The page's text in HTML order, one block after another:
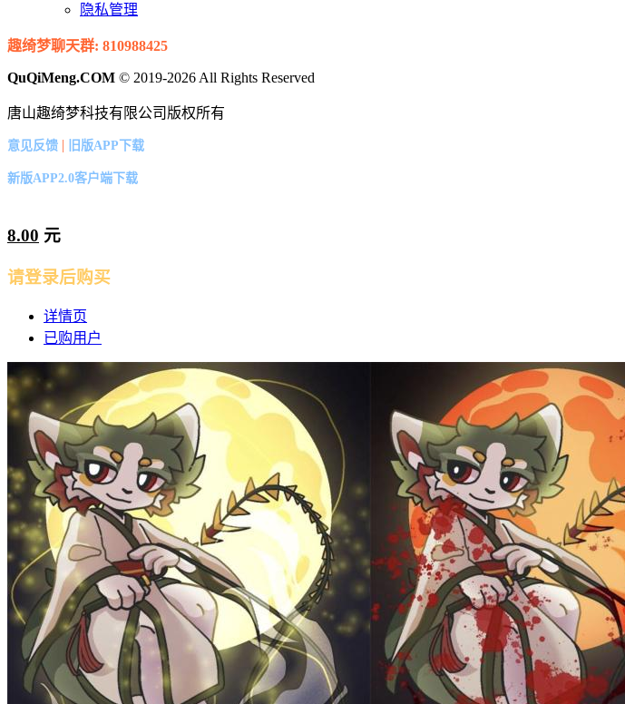
隐私管理
趣绮梦聊天群: 810988425
QuQiMeng.COM © 2019-2026 All Rights Reserved
唐山趣绮梦科技有限公司版权所有
意见反馈 | 旧版APP下载
新版APP2.0客户端下载
8.00 元
请登录后购买
详情页
已购用户